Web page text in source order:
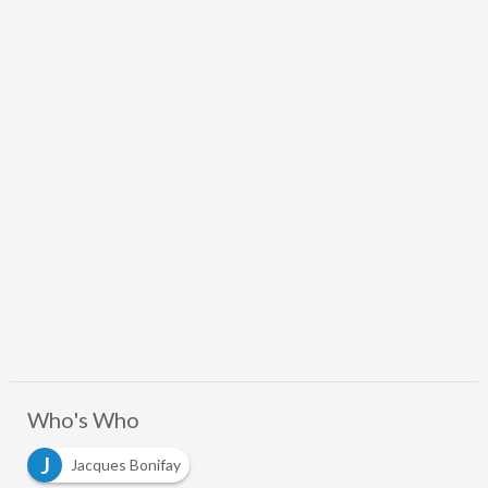
Who's Who
J
Jacques Bonifay